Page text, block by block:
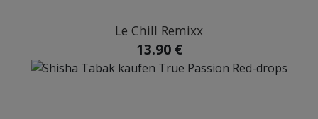
Le Chill Remixx
13.90 €